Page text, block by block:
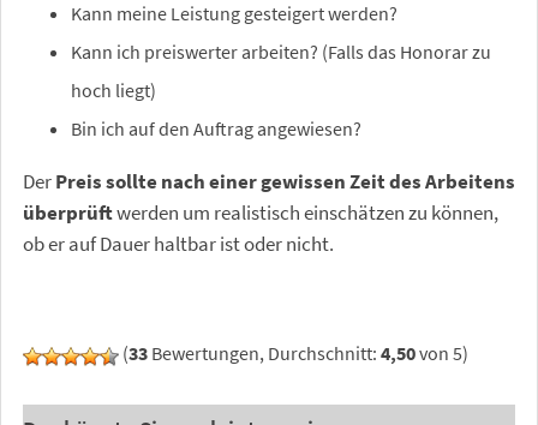
Kann meine Leistung gesteigert werden?
Kann ich preiswerter arbeiten? (Falls das Honorar zu
hoch liegt)
Bin ich auf den Auftrag angewiesen?
DerPreis sollte nach einer gewissen Zeit des Arbeitens
überprüftwerden um realistisch einschätzen zu können,
ob er auf Dauer haltbar ist oder nicht.
(33 Bewertungen, Durchschnitt: 4,50von 5)